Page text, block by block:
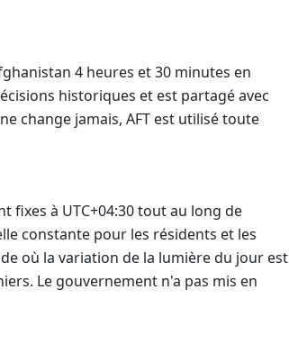
4 heures et 30 minutes en
historiques et est partagé avec
change jamais, AFT est utilisé toute
fixes à UTC+04:30 tout au long de
constante pour les résidents et les
où la variation de la lumière du jour est
Le gouvernement n'a pas mis en